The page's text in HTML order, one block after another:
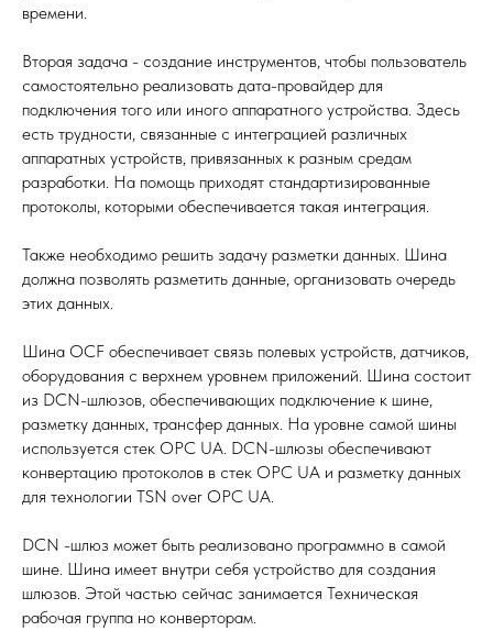
времени.
Вторая задача - создание инструментов, чтобы пользователь
самостоятельно реализовать дата-провайдер для
подключения того или иного аппаратного устройства. Здесь
есть трудности, связанные с интеграцией различных
аппаратных устройств, привязанных к разным средам
разработки. На помощь приходят стандартизированные
протоколы, которыми обеспечивается такая интеграция.
Также необходимо решить задачу разметки данных. Шина
должна позволять разметить данные, организовать очередь
этих данных.
Шина OCF обеспечивает связь полевых устройств, датчиков,
оборудования с верхнем уровнем приложений. Шина состоит
из DCN-шлюзов, обеспечивающих подключение к шине,
разметку данных, трансфер данных. На уровне самой шины
используется стек OPC UA. DCN-шлюзы обеспечивают
конвертацию протоколов в стек OPC UA и разметку данных
для технологии TSN over OPC UA.
DCN -шлюз может быть реализовано программно в самой
шине. Шина имеет внутри себя устройство для создания
шлюзов. Этой частью сейчас занимается Техническая
рабочая группа но конверторам.